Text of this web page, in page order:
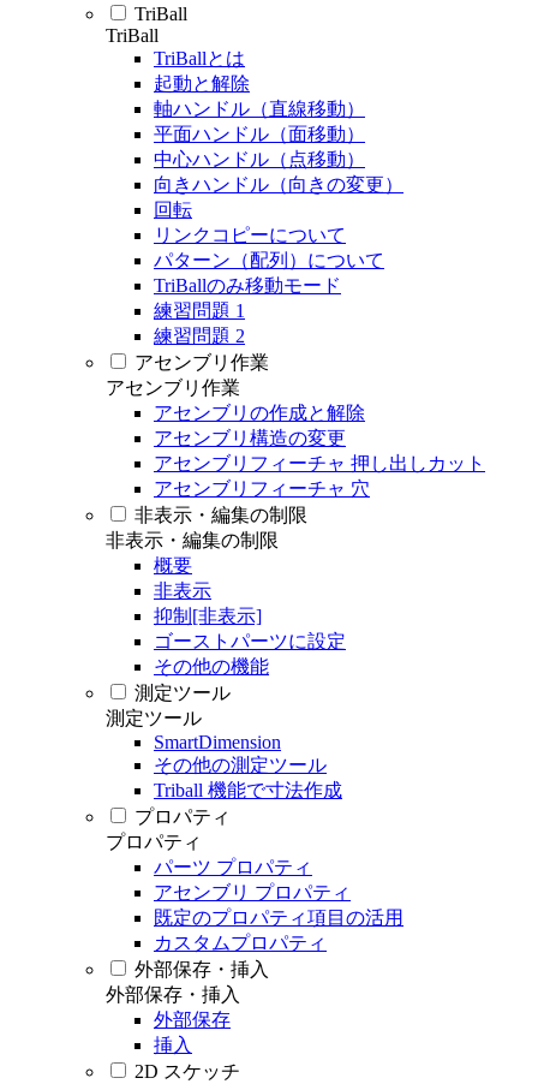
TriBall
TriBall
TriBallとは
起動と解除
軸ハンドル（直線移動）
平面ハンドル（面移動）
中心ハンドル（点移動）
向きハンドル（向きの変更）
回転
リンクコピーについて
パターン（配列）について
TriBallのみ移動モード
練習問題 1
練習問題 2
アセンブリ作業
アセンブリ作業
アセンブリの作成と解除
アセンブリ構造の変更
アセンブリフィーチャ 押し出しカット
アセンブリフィーチャ 穴
非表示・編集の制限
非表示・編集の制限
概要
非表示
抑制[非表示]
ゴーストパーツに設定
その他の機能
測定ツール
測定ツール
SmartDimension
その他の測定ツール
Triball 機能で寸法作成
プロパティ
プロパティ
パーツ プロパティ
アセンブリ プロパティ
既定のプロパティ項目の活用
カスタムプロパティ
外部保存・挿入
外部保存・挿入
外部保存
挿入
2D スケッチ